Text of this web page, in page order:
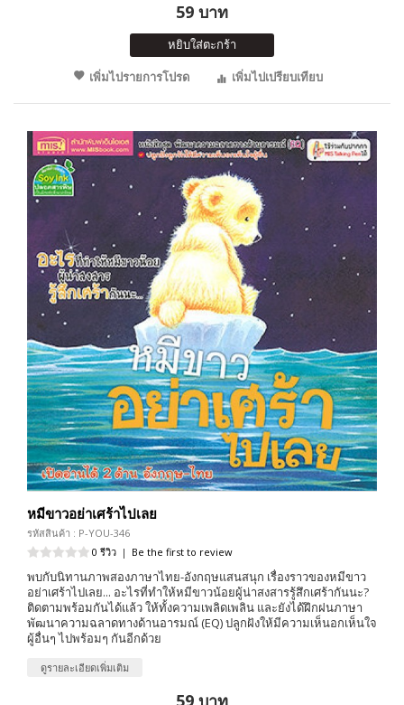
59 บาท
หยิบใส่ตะกร้า
เพิ่มไปรายการโปรด
เพิ่มไปเปรียบเทียบ
หมีขาวอย่าเศร้าไปเลย
รหัสสินค้า : P-YOU-346
0 รีวิว | Be the first to review
พบกับนิทานภาพสองภาษาไทย-อังกฤษแสนสนุก เรื่องราวของหมีขาว
อย่าเศร้าไปเลย... อะไรที่ทำให้หมีขาวน้อยผู้น่าสงสารรู้สึกเศร้ากันนะ?
ติดตามพร้อมกันได้แล้ว ให้ทั้งความเพลิดเพลิน และยังได้ฝึกฝนภาษา
พัฒนาความฉลาดทางด้านอารมณ์ (EQ) ปลูกฝังให้มีความเห็นอกเห็นใจ
ผู้อื่นๆ ไปพร้อมๆ กันอีกด้วย
ดูรายละเอียดเพิ่มเติม
59 บาท